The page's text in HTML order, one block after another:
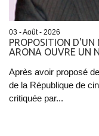
03 - Août - 2026
PROPOSITION D'UN
ARONA OUVRE UN
Après avoir proposé
de la République de
critiquée par...